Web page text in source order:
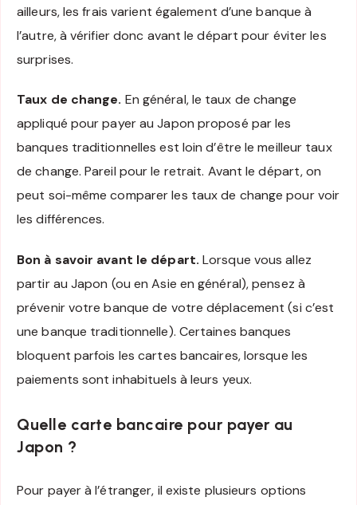
ailleurs, les frais varient également d’une banque à
l’autre, à vérifier donc avant le départ pour éviter les
surprises.
Taux de change. En général, le taux de change
appliqué pour payer au Japon proposé par les
banques traditionnelles est loin d’être le meilleur taux
de change. Pareil pour le retrait. Avant le départ, on
peut soi-même comparer les taux de change pour voir
les différences.
Bon à savoir avant le départ. Lorsque vous allez
partir au Japon (ou en Asie en général), pensez à
prévenir votre banque de votre déplacement (si c’est
une banque traditionnelle). Certaines banques
bloquent parfois les cartes bancaires, lorsque les
paiements sont inhabituels à leurs yeux.
Quelle carte bancaire pour payer au
Japon ?
Pour payer à l’étranger, il existe plusieurs options